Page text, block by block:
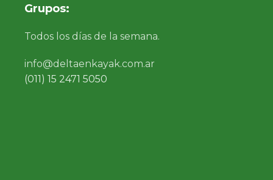
Grupos:
Todos los días de la semana.
info@deltaenkayak.com.ar
(011) 15 2471 5050